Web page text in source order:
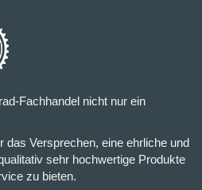
Fachhandel nicht nur ein
das Versprechen, eine ehrliche und
sehr hochwertige Produkte
zu bieten.